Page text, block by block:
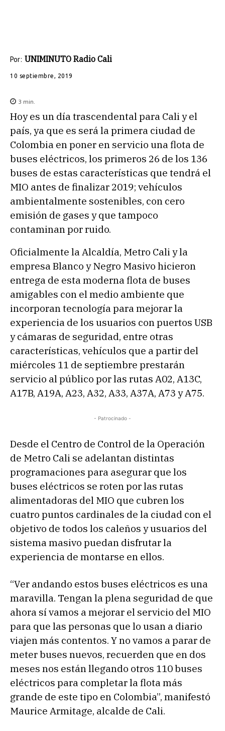
Por: UNIMINUTO Radio Cali
10 septiembre, 2019
3 min.
Hoy es un día trascendental para Cali y el
país, ya que es será la primera ciudad de
Colombia en poner en servicio una flota de
buses eléctricos, los primeros 26 de los 136
buses de estas características que tendrá el
MIO antes de finalizar 2019; vehículos
ambientalmente sostenibles, con cero
emisión de gases y que tampoco
contaminan por ruido.
Oficialmente la Alcaldía, Metro Cali y la
empresa Blanco y Negro Masivo hicieron
entrega de esta moderna flota de buses
amigables con el medio ambiente que
incorporan tecnología para mejorar la
experiencia de los usuarios con puertos USB
y cámaras de seguridad, entre otras
características, vehículos que a partir del
miércoles 11 de septiembre prestarán
servicio al público por las rutas A02, A13C,
A17B, A19A, A23, A32, A33, A37A, A73 y A75.
- Patrocinado -
Desde el Centro de Control de la Operación
de Metro Cali se adelantan distintas
programaciones para asegurar que los
buses eléctricos se roten por las rutas
alimentadoras del MIO que cubren los
cuatro puntos cardinales de la ciudad con el
objetivo de todos los caleños y usuarios del
sistema masivo puedan disfrutar la
experiencia de montarse en ellos.
“Ver andando estos buses eléctricos es una
maravilla. Tengan la plena seguridad de que
ahora sí vamos a mejorar el servicio del MIO
para que las personas que lo usan a diario
viajen más contentos. Y no vamos a parar de
meter buses nuevos, recuerden que en dos
meses nos están llegando otros 110 buses
eléctricos para completar la flota más
grande de este tipo en Colombia”, manifestó
Maurice Armitage, alcalde de Cali.